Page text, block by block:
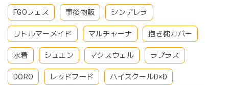
FGOフェス 事後物販 シンデレラ
リトルマーメイド マルチャーナ 抱き枕カバー
水着 シュエン マクスウェル ラプラス
DORO レッドフード ハイスクールD×D